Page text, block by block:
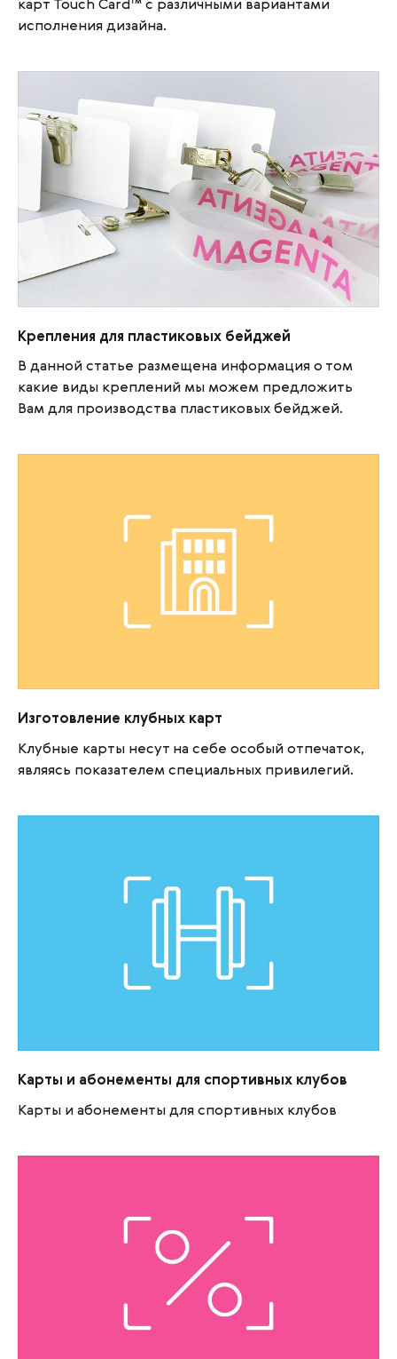
исполнения дизайна.
Крепления для пластиковых бейджей
В данной статье размещена информация о том
какие виды креплений мы можем предложить
Вам для производства пластиковых бейджей.
Изготовление клубных карт
Клубные карты несут на себе особый отпечаток,
являясь показателем специальных привилегий.
Карты и абонементы для спортивных клубов
Карты и абонементы для спортивных клубов